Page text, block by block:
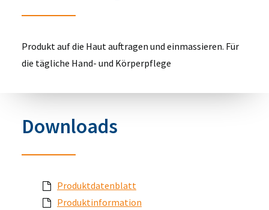
Produkt auf die Haut auftragen und einmassieren. Für
die tägliche Hand- und Körperpflege
Downloads
Produktdatenblatt
Produktinformation